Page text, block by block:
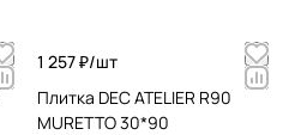
1 257 ₽/шт
Плитка DEC ATELIER R90
MURETTO 30*90